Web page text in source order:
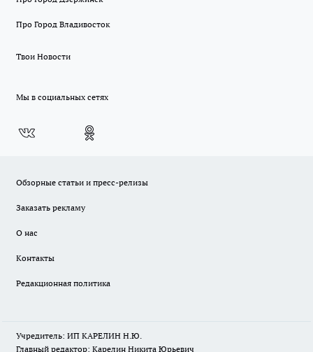
Про Город Владивосток
Твои Новости
Мы в социальных сетях
Обзорные статьи и пресс-релизы
Заказать рекламу
О нас
Контакты
Редакционная политика
Учредитель: ИП КАРЕЛИН Н.Ю.
Главный редактор: Карелин Никита Юрьевич